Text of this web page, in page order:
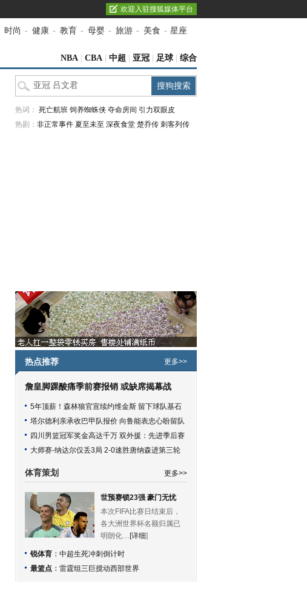
欢迎入驻搜狐媒体平台
时尚 - 健康 - 教育 - 母婴 - 旅游 - 美食 - 星座
NBA CBA 中超 亚冠 足球 综合
热词： 死亡航班 饲养蜘蛛侠 夺命房间 引力双眼皮
热剧： 非正常事件 夏至未至 深夜食堂 楚乔传 刺客列传
热点推荐 更多>>
詹皇脚踝酸痛季前赛报销 或缺席揭幕战
5年顶薪！森林狼官宣续约维金斯 留下球队基石
塔尔德利亲承收巴甲队报价 向鲁能表忠心盼留队
四川男篮冠军奖金高达千万 双外援：先进季后赛
大师赛-纳达尔仅丢3局 2-0速胜唐纳森进第三轮
体育策划 更多>>
世预赛锁23强 豪门无忧
本次FIFA比赛日结束后，
各大洲世界杯名额归属已
明朗化… [详细]
锐体育 ： 中超生死冲刺倒计时
最篮点 ： 雷霆组三巨搅动西部世界